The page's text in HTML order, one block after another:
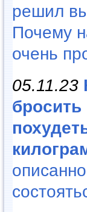
решил
Почему
очень
05.11.23
бросить